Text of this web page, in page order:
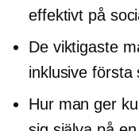
effektivt på
De viktigaste
inklusive första
Hur man ger